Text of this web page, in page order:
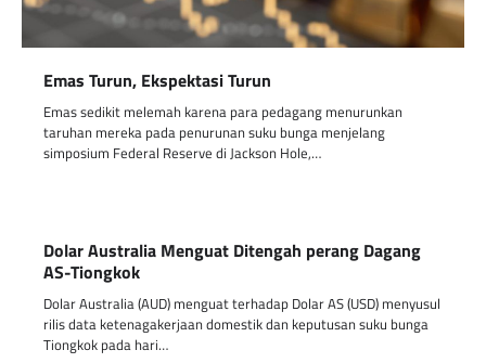
Emas Turun, Ekspektasi Turun
Emas sedikit melemah karena para pedagang menurunkan
taruhan mereka pada penurunan suku bunga menjelang
simposium Federal Reserve di Jackson Hole,…
Dolar Australia Menguat Ditengah perang Dagang
AS-Tiongkok
Dolar Australia (AUD) menguat terhadap Dolar AS (USD) menyusul
rilis data ketenagakerjaan domestik dan keputusan suku bunga
Tiongkok pada hari…